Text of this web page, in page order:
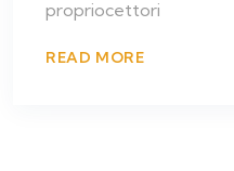
propriocettori
READ MORE